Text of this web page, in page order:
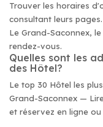
Trouver les horaires
consultant leurs
Le Grand-Saconnex,
rendez-vous.
Quelles sont les
des Hôtel?
Le top 30 Hôtel les
Grand-Saconnex —
et réservez en ligne